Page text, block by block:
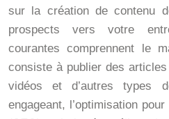
sur la création de contenu
prospects vers votre
courantes comprennent le
consiste à publier des
vidéos et d’autres types
engageant, l’optimisation